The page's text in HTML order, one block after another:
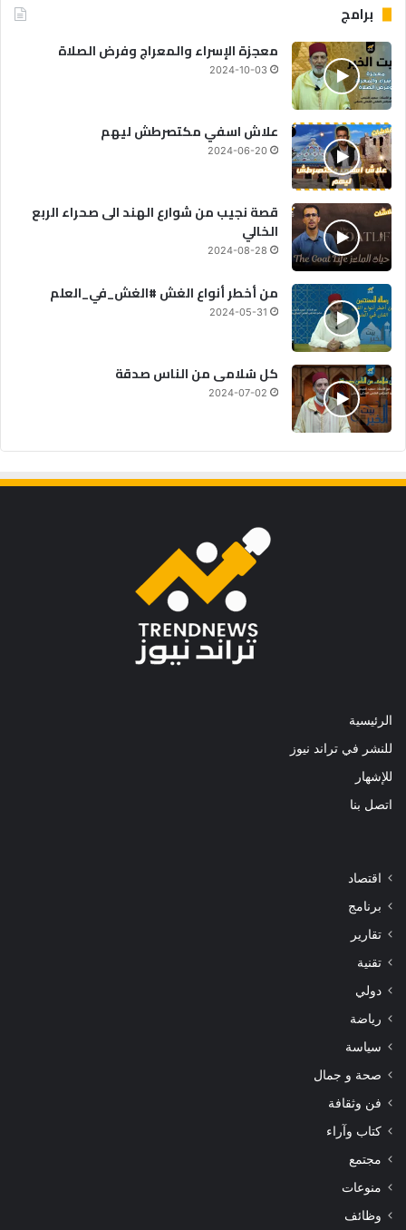
برامج
معجزة الإسراء والمعراج وفرض الصلاة
2024-10-03
علاش اسفي مكتصرطش ليهم
2024-06-20
قصة نجيب من شوارع الهند الى صحراء الربع
الخالي
2024-08-28
من أخطر أنواع الغش #الغش_في_العلم
2024-05-31
كل سُلامى من الناس صدقة
2024-07-02
الرئيسية
للنشر في تراند نيوز
للإشهار
اتصل بنا
اقتصاد
برنامج
تقارير
تقنية
دولي
رياضة
سياسة
صحة و جمال
فن وثقافة
كتاب وآراء
مجتمع
منوعات
وظائف